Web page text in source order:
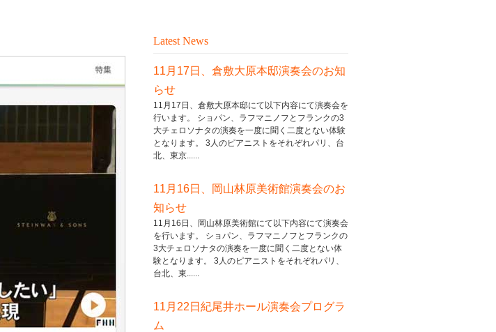
Latest News
11月17日、倉敷大原本邸演奏会のお知
らせ
11月17日、倉敷大原本邸にて以下内容にて演奏会を
行います。 ショパン、ラフマニノフとフランクの3
大チェロソナタの演奏を一度に聞く二度とない体験
となります。 3人のピアニストをそれぞれパリ、台
北、東京......
11月16日、岡山林原美術館演奏会のお
知らせ
11月16日、岡山林原美術館にて以下内容にて演奏会
を行います。 ショパン、ラフマニノフとフランクの
3大チェロソナタの演奏を一度に聞く二度とない体
験となります。 3人のピアニストをそれぞれパリ、
台北、東......
11月22日紀尾井ホール演奏会プログラ
ム